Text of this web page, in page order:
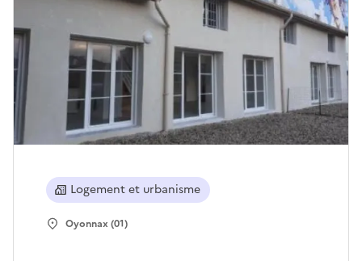
Logement et urbanisme
Oyonnax (01)